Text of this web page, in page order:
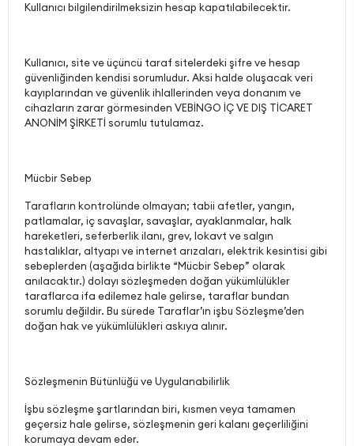
Kullanıcı bilgilendirilmeksizin hesap kapatılabilecektir.
Kullanıcı, site ve üçüncü taraf sitelerdeki şifre ve hesap
güvenliğinden kendisi sorumludur. Aksi halde oluşacak veri
kayıplarından ve güvenlik ihlallerinden veya donanım ve
cihazların zarar görmesinden VEBİNGO İÇ VE DIŞ TİCARET
ANONİM ŞİRKETİ sorumlu tutulamaz.
Mücbir Sebep
Tarafların kontrolünde olmayan; tabii afetler, yangın,
patlamalar, iç savaşlar, savaşlar, ayaklanmalar, halk
hareketleri, seferberlik ilanı, grev, lokavt ve salgın
hastalıklar, altyapı ve internet arızaları, elektrik kesintisi gibi
sebeplerden (aşağıda birlikte “Mücbir Sebep” olarak
anılacaktır.) dolayı sözleşmeden doğan yükümlülükler
taraflarca ifa edilemez hale gelirse, taraflar bundan
sorumlu değildir. Bu sürede Taraflar’ın işbu Sözleşme’den
doğan hak ve yükümlülükleri askıya alınır.
Sözleşmenin Bütünlüğü ve Uygulanabilirlik
İşbu sözleşme şartlarından biri, kısmen veya tamamen
geçersiz hale gelirse, sözleşmenin geri kalanı geçerliliğini
korumaya devam eder.